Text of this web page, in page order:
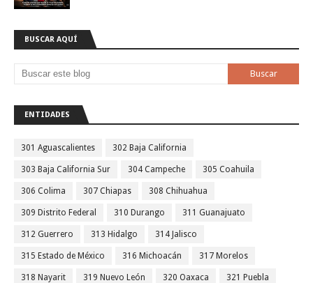
BUSCAR AQUÍ
ENTIDADES
301 Aguascalientes 302 Baja California
303 Baja California Sur 304 Campeche 305 Coahuila
306 Colima 307 Chiapas 308 Chihuahua
309 Distrito Federal 310 Durango 311 Guanajuato
312 Guerrero 313 Hidalgo 314 Jalisco
315 Estado de México 316 Michoacán 317 Morelos
318 Nayarit 319 Nuevo León 320 Oaxaca 321 Puebla